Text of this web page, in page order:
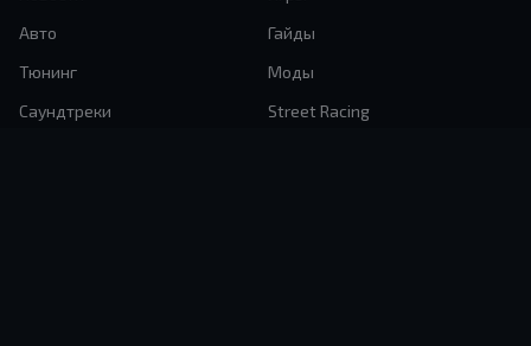
Авто
Гайды
Тюнинг
Моды
Саундтреки
Street Racing